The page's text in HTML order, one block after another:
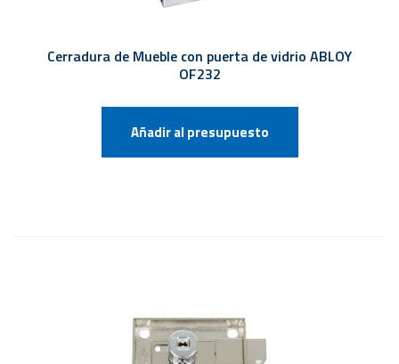
Cerradura de Mueble con puerta de vidrio ABLOY
OF232
Añadir al presupuesto